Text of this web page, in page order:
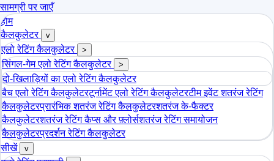
सामग्री पर जाएँ
होम
कैलकुलेटर
v
एलो रेटिंग कैलकुलेटर >
सिंगल-गेम एलो रेटिंग कैलकुलेटर >
दो-खिलाड़ियों का एलो रेटिंग कैलकुलेटर
बैच एलो रेटिंग कैलकुलेटरटूर्नामेंट एलो रेटिंग कैलकुलेटरटीम इवेंट शतरंज रेटिंग
कैलकुलेटरप्रारंभिक शतरंज रेटिंग कैलकुलेटरशतरंज के-फैक्टर
कैलकुलेटरशतरंज रेटिंग कैप्स और फ़्लोर्सशतरंज रेटिंग समायोजन
कैलकुलेटरप्रदर्शन रेटिंग कैलकुलेटर
सीखें
v